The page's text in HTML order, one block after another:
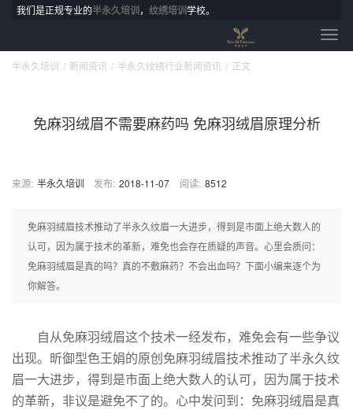
我们是正规专业的半永久培训， 纹绣培训学校。
半永久培训 新闻资讯 半永久纹绣行业新闻资讯 正文
免麻羽绒眉不需要麻药吗 免麻羽绒眉原理分析
来源: 半永久培训 发布: 2018-11-07 阅读: 8512
免麻羽绒眉技术推动了半永久纹眉一大进步，得到是市面上绝大数人的
认可，因为属于技术的革新，难免也会存在质疑的声音。心里会质问：
免麻羽绒眉是真的吗？真的不敷麻药？不会出血吗？下面小编来逐个为
你解答。
自从免麻羽绒眉这个技术一经发布，难免会有一些争议
出现。昕御型色王娟的原创免麻羽绒眉技术推动了半永久纹
眉一大进步，得到是市面上绝大数人的认可，因为属于技术
的革新，非议是避免不了的。心中发问到：免麻羽绒眉是真